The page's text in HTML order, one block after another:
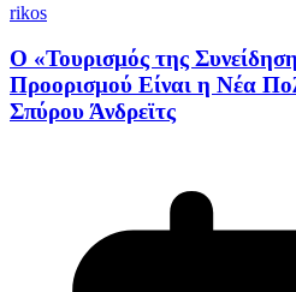
rikos
Ο «Τουρισμός της
Προορισμού Είναι η Νέα
Σπύρου Άνδρεϊτς